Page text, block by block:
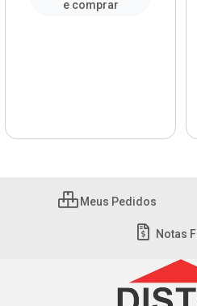
e comprar
Meus Pedidos
Notas